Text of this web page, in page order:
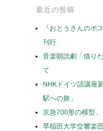
最近の投稿
『おとうさんのポ
刊行
音楽朗読劇「借り
て
NHKドイツ語講座
駅への旅」
京急700形の模型
早稲田大学交響楽